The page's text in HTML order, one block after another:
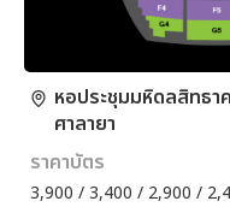
หอประชุมมหิดลสิทธา
ศาลายา
ราคาบัตร
3,900 / 3,400 / 2,900 /